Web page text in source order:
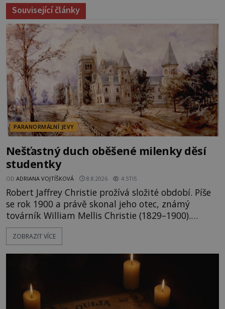
Související články
PARANORMÁLNÍ JEVY
Nešťastný duch oběšené milenky děsí
studentky
OD ADRIANA VOJTÍŠKOVÁ 8.8.2026 4.5TIS
Robert Jaffrey Christie prožívá složité období. Píše
se rok 1900 a právě skonal jeho otec, známý
továrník William Mellis Christie (1829–1900).
Smutná událost je ale doprovázena ohromným
dědictvím... Robertu připadne rodinné sídlo v
ta, na niž přijde Robert, by jen tak někoho
ZOBRAZIT VÍCE